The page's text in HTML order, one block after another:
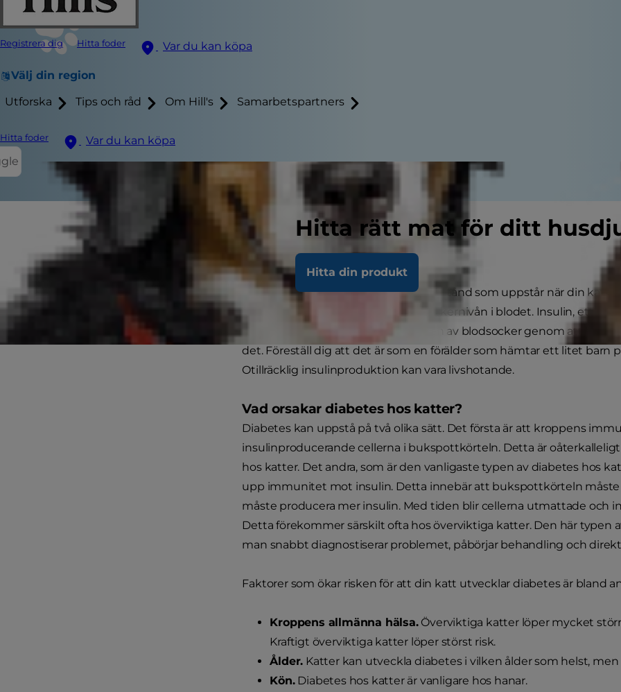
Registrera dig Hitta foder Var du kan köpa
Välj din region
Utforska Tips och råd Om Hill's Samarbetspartners
Hitta foder
Var du kan köpa
Hitta rätt mat för ditt
Hitta din produkt
Vad är diabetes hos katter?
Diabetes (diabetes mellitus) är ett tillstånd som uppstår när din
(glukos) effektivt eller kontrollera sockernivån i blodet. Insulin, ett
reglerar användningen och lagringen av blodsocker genom att föra
det. Föreställ dig att det är som en förälder som hämtar ett litet barn
Otillräcklig insulinproduktion kan vara livshotande.
Vad orsakar diabetes hos katter?
Diabetes kan uppstå på två olika sätt. Det första är att kroppens
insulinproducerande cellerna i bukspottkörteln. Detta är
hos katter. Det andra, som är den vanligaste typen av diabetes hos
upp immunitet mot insulin. Detta innebär att bukspottkörteln måste
måste producera mer insulin. Med tiden blir cellerna utmattade och
Detta förekommer särskilt ofta hos överviktiga katter. Den här typen
man snabbt diagnostiserar problemet, påbörjar behandling och
Faktorer som ökar risken för att din katt utvecklar diabetes är bland
Kroppens allmänna hälsa.Överviktiga katter löper mycket
Kraftigt överviktiga katter löper störst risk.
Ålder. Katter kan utveckla diabetes i vilken ålder som helst,
Kön.Diabetes hos katter är vanligare hos hanar.